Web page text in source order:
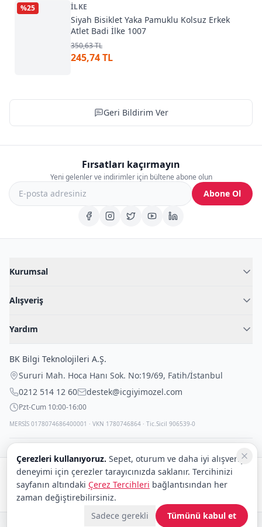
%25 İLKE
Siyah Bisiklet Yaka Pamuklu Kolsuz Erkek
Atlet Badi İlke 1007
350,63 TL
245,74 TL
Geri Bildirim Ver
Fırsatları kaçırmayın
Yeni gelenler ve indirimler için bültene abone olun
Abone Ol
Kurumsal
Blog
İç Giyim Rehberi
Alışveriş
Fantazi İç Giyim
Çocuk İç Giyim
Outlet Fırsatları
Yardım
İade Politikası
Gizli Paketleme
BK Bilgi Teknolojileri A.Ş.
Sururi Mah. Hoca Hanı Sok. No:19/69, Fatih/İstanbul
0212 514 12 60
destek@icgiyimozel.com
Pzt-Cum 10:00-16:00
MERSİS 0178074686400001 · VKN 1780746864 · Tic.Sicil 906539-0
Güvenli alışveriş:
Kargo:
© 2008–2026 BK Bilgi Teknolojileri ve Ticaret A.Ş.
Çerezleri kullanıyoruz. Sepet, oturum ve daha iyi alışveriş
deneyimi için çerezler tarayıcınızda saklanır. Tercihinizi
sayfanın altındaki Çerez Tercihleri bağlantısından her
zaman değiştirebilirsiniz.
Sadece gerekli
Tümünü kabul et